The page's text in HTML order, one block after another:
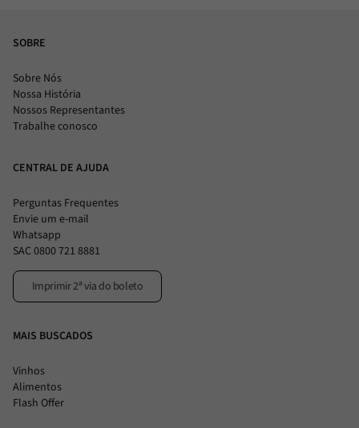
SOBRE
Sobre Nós
Nossa História
Nossos Representantes
Trabalhe conosco
CENTRAL DE AJUDA
Perguntas Frequentes
Envie um e-mail
Whatsapp
SAC 0800 721 8881
Imprimir 2ª via do boleto
MAIS BUSCADOS
Vinhos
Alimentos
Flash Offer